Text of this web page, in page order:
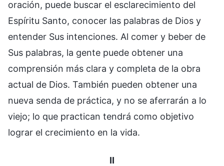
oración, puede buscar el esclarecimiento del
Espíritu Santo, conocer las palabras de Dios y
entender Sus intenciones. Al comer y beber de
Sus palabras, la gente puede obtener una
comprensión más clara y completa de la obra
actual de Dios. También pueden obtener una
nueva senda de práctica, y no se aferrarán a lo
viejo; lo que practican tendrá como objetivo
lograr el crecimiento en la vida.
II